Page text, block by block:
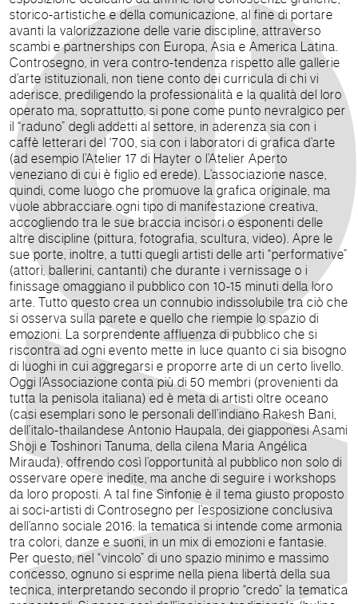
storico-artistiche e della comunicazione, al fine di portare
avanti la valorizzazione delle varie discipline, attraverso
scambi e partnerships con Europa, Asia e America Latina.
Controsegno, in vera contro-tendenza rispetto alle gallerie
d’arte istituzionali, non tiene conto dei curricula di chi vi
aderisce, prediligendo la professionalità e la qualità del loro
operato ma, soprattutto, si pone come punto nevralgico per
il “raduno” degli addetti al settore, in aderenza sia con i
caffè letterari del ‘700, sia con i laboratori di grafica d’arte
(ad esempio l’Atelier 17 di Hayter o l’Atelier Aperto
veneziano di cui è figlio ed erede). L’associazione nasce,
quindi, come luogo che promuove la grafica originale, ma
vuole abbracciare ogni tipo di manifestazione creativa,
accogliendo tra le sue braccia incisori o esponenti delle
altre discipline (pittura, fotografia, scultura, video). Apre le
sue porte, inoltre, a tutti quegli artisti delle arti “performative”
(attori, ballerini, cantanti) che durante i vernissage o i
finissage omaggiano il pubblico con 10-15 minuti della loro
arte. Tutto questo crea un connubio indissolubile tra ciò che
si osserva sulla parete e quello che riempie lo spazio di
emozioni. La sorprendente affluenza di pubblico che si
riscontra ad ogni evento mette in luce quanto ci sia bisogno
di luoghi in cui aggregarsi e proporre arte di un certo livello.
Oggi l’Associazione conta più di 50 membri (provenienti da
tutta la penisola italiana) ed è meta di artisti oltre oceano
(casi esemplari sono le personali dell’indiano Rakesh Bani,
dell’italo-thailandese Antonio Haupala, dei giapponesi Asami
Shoji e Toshinori Tanuma, della cilena Maria Angélica
Mirauda), offrendo così l’opportunità al pubblico non solo di
osservare opere inedite, ma anche di seguire i workshops
da loro proposti. A tal fine Sinfonie è il tema giusto proposto
ai soci-artisti di Controsegno per l’esposizione conclusiva
dell’anno sociale 2016: la tematica si intende come armonia
tra colori, danze e suoni, in un mix di emozioni e fantasie.
Per questo, nel “vincolo” di uno spazio minimo e massimo
concesso, ognuno si esprime nella piena libertà della sua
tecnica, interpretando secondo il proprio “credo” la tematica